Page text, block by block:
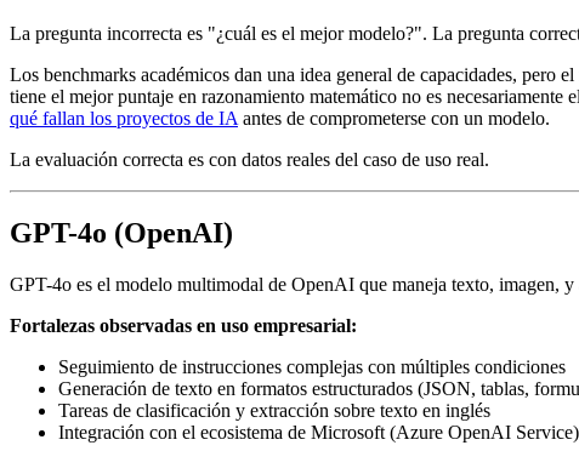
La pregunta incorrecta es "¿cuál es el mejor modelo?". La pregunta
Los benchmarks académicos dan una idea general de capacidades, pero
tiene el mejor puntaje en razonamiento matemático no es
qué fallan los proyectos de IAantes de comprometerse con un modelo.
La evaluación correcta es con datos reales del caso de uso real.
GPT-4o (OpenAI)
GPT-4o es el modelo multimodal de OpenAI que maneja texto, imagen,
Fortalezas observadas en uso empresarial:
Seguimiento de instrucciones complejas con múltiples condiciones
Generación de texto en formatos estructurados (JSON, tablas,
Tareas de clasificación y extracción sobre texto en inglés
Integración con el ecosistema de Microsoft (Azure OpenAI Service)